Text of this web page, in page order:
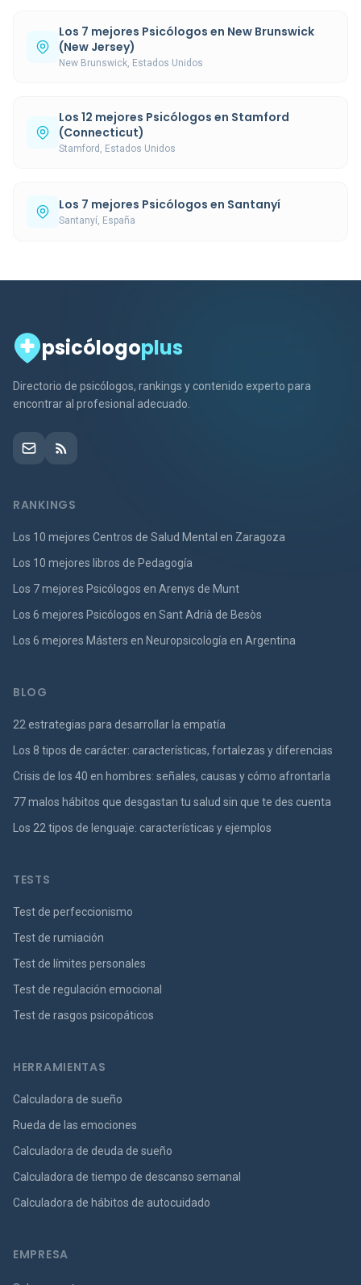
Los 7 mejores Psicólogos en New Brunswick
(New Jersey)
New Brunswick, Estados Unidos
Los 12 mejores Psicólogos en Stamford
(Connecticut)
Stamford, Estados Unidos
Los 7 mejores Psicólogos en Santanyí
Santanyí, España
psicólogoplus
Directorio de psicólogos, rankings y contenido experto para
encontrar al profesional adecuado.
RANKINGS
Los 10 mejores Centros de Salud Mental en Zaragoza
Los 10 mejores libros de Pedagogía
Los 7 mejores Psicólogos en Arenys de Munt
Los 6 mejores Psicólogos en Sant Adrià de Besòs
Los 6 mejores Másters en Neuropsicología en Argentina
BLOG
22 estrategias para desarrollar la empatía
Los 8 tipos de carácter: características, fortalezas y diferencias
Crisis de los 40 en hombres: señales, causas y cómo afrontarla
77 malos hábitos que desgastan tu salud sin que te des cuenta
Los 22 tipos de lenguaje: características y ejemplos
TESTS
Test de perfeccionismo
Test de rumiación
Test de límites personales
Test de regulación emocional
Test de rasgos psicopáticos
HERRAMIENTAS
Calculadora de sueño
Rueda de las emociones
Calculadora de deuda de sueño
Calculadora de tiempo de descanso semanal
Calculadora de hábitos de autocuidado
EMPRESA